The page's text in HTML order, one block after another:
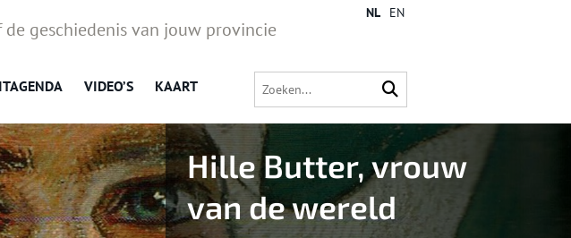
de geschiedenis van jouw provincie
VIDEO’S KAART
NL EN
Hille Butter, vrouw
van de wereld